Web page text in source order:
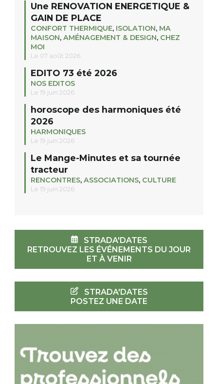
Une RENOVATION ENERGETIQUE &
GAIN DE PLACE
CONFORT THERMIQUE, ISOLATION, MA
MAISON, AMÉNAGEMENT & DESIGN, CHEZ
MOI
Le 07 août 2026
EDITO 73 été 2026
NOS EDITOS
Le 19 juin 2026
horoscope des harmoniques été
2026
HARMONIQUES
Le 19 juin 2026
Le Mange-Minutes et sa tournée
tracteur
RENCONTRES, ASSOCIATIONS, CULTURE
Le 19 juin 2026
STRADA'DATES
RETROUVEZ LES ÉVÉNEMENTS DU JOUR
ET À VENIR
STRADA'DATES
POSTEZ UNE DATE